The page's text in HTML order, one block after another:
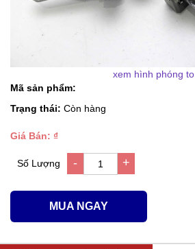
xem hình phóng to
Mã sản phẩm:
Trạng thái: Còn hàng
Giá Bán: ₫
Số Lượng - 1 +
MUA NGAY